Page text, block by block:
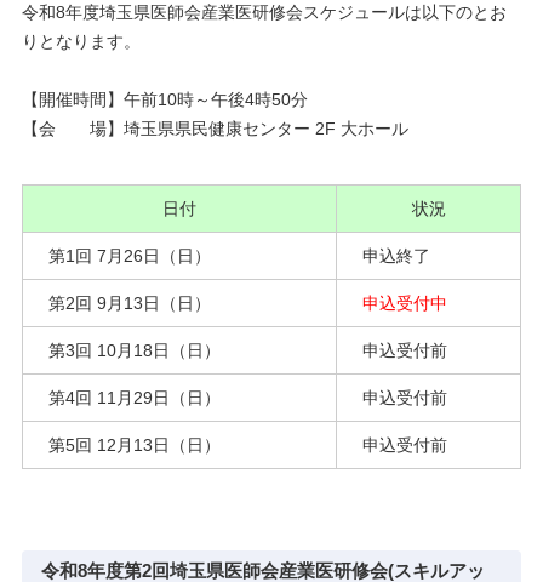
令和8年度埼玉県医師会産業医研修会スケジュールは以下のとお
りとなります。
【開催時間】午前10時～午後4時50分
【会 場】埼玉県県民健康センター 2F 大ホール
日付 状況
第1回 7月26日（日） 申込終了
第2回 9月13日（日） 申込受付中
第3回 10月18日（日） 申込受付前
第4回 11月29日（日） 申込受付前
第5回 12月13日（日） 申込受付前
令和8年度第2回埼玉県医師会産業医研修会(スキルアッ